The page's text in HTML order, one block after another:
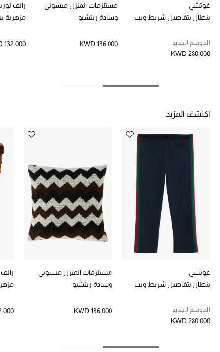
دليل ملتزمات الحقائب
حقائب رجالية
حقائب الأطفال
أبرز المصممين
أبرز الحقائب
تسوقوا الحقائب
أحذية النسائية
غوتشي
بنطال بتفاصيل شريط ويب
الموسم الجديد
KWD 280.000
مستلزمات المنزل ميسوني
وسادة ريتشيو
KWD 136.000
رالف
مزهرية
132.000
اكتشف المزيد
غوتشي
بنطال بتفاصيل شريط ويب
الموسم الجديد
KWD 280.000
مستلزمات المنزل ميسوني
وسادة ريتشيو
KWD 136.000